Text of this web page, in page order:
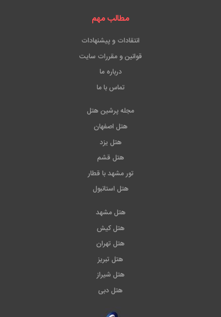
مطالب مهم
انتقادات و پیشنهادات
قوانین و مقررات سایت
درباره ما
تماس با ما
مجله پرشین هتل
هتل اصفهان
هتل یزد
هتل قشم
تور مشهد با قطار
هتل استانبول
هتل مشهد
هتل کیش
هتل تهران
هتل تبریز
هتل شیراز
هتل دبی